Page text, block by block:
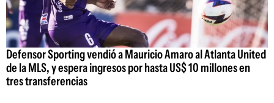
Defensor Sporting vendió a Mauricio Amaro al Atlanta United
de la MLS, y espera ingresos por hasta US$ 10 millones en
tres transferencias